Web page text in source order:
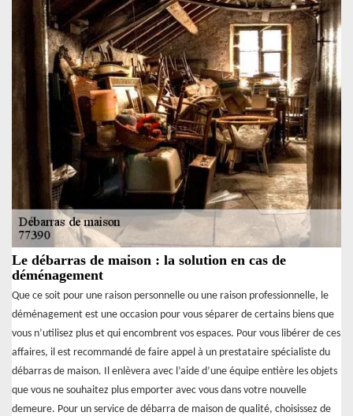
Le débarras de maison : la solution en cas de
déménagement
Que ce soit pour une raison personnelle ou une raison professionnelle, le
déménagement est une occasion pour vous séparer de certains biens que
vous n’utilisez plus et qui encombrent vos espaces. Pour vous libérer de ces
affaires, il est recommandé de faire appel à un prestataire spécialiste du
débarras de maison. Il enlèvera avec l’aide d’une équipe entière les objets
que vous ne souhaitez plus emporter avec vous dans votre nouvelle
demeure. Pour un service de débarra de maison de qualité, choisissez de